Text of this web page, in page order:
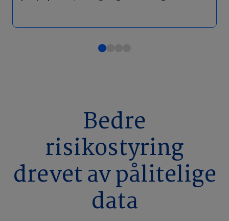
Bedre
risikostyring
drevet av pålitelige
data